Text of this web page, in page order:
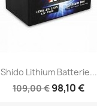
Shido Lithium Batterie...
109,00 € 98,10 €